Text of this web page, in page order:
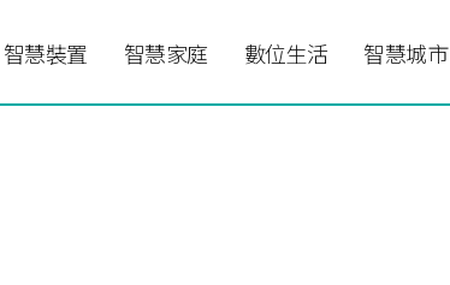
智慧裝置 智慧家庭 數位生活 智慧城市